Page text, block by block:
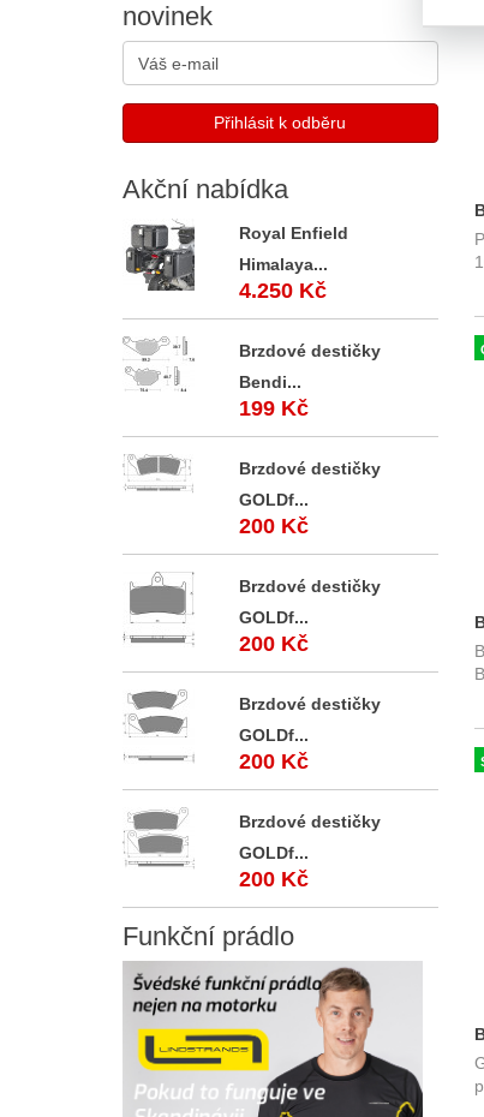
novinek
Akční nabídka
Royal Enfield
Himalaya...
4.250 Kč
Brzdové destičky
Bendi...
199 Kč
Brzdové destičky
GOLDf...
200 Kč
Brzdové destičky
GOLDf...
200 Kč
Brzdové destičky
GOLDf...
200 Kč
Brzdové destičky
GOLDf...
200 Kč
Funkční prádlo